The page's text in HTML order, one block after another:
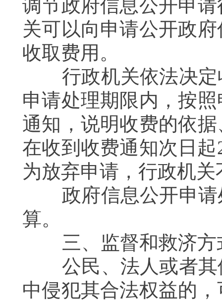
调节政府信息公开申
关可以向申请公开政
收取费用。
行政机关依法决定
申请处理期限内，按
通知，说明收费的依
在收到收费通知次日
为放弃申请，行政机
政府信息公开申请
算。
三、监督和救济方
公民、法人或者其
中侵犯其合法权益的